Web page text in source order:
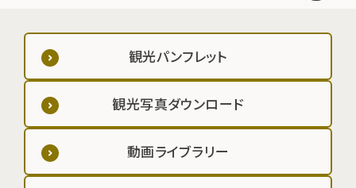
観光パンフレット
観光写真ダウンロード
動画ライブラリー